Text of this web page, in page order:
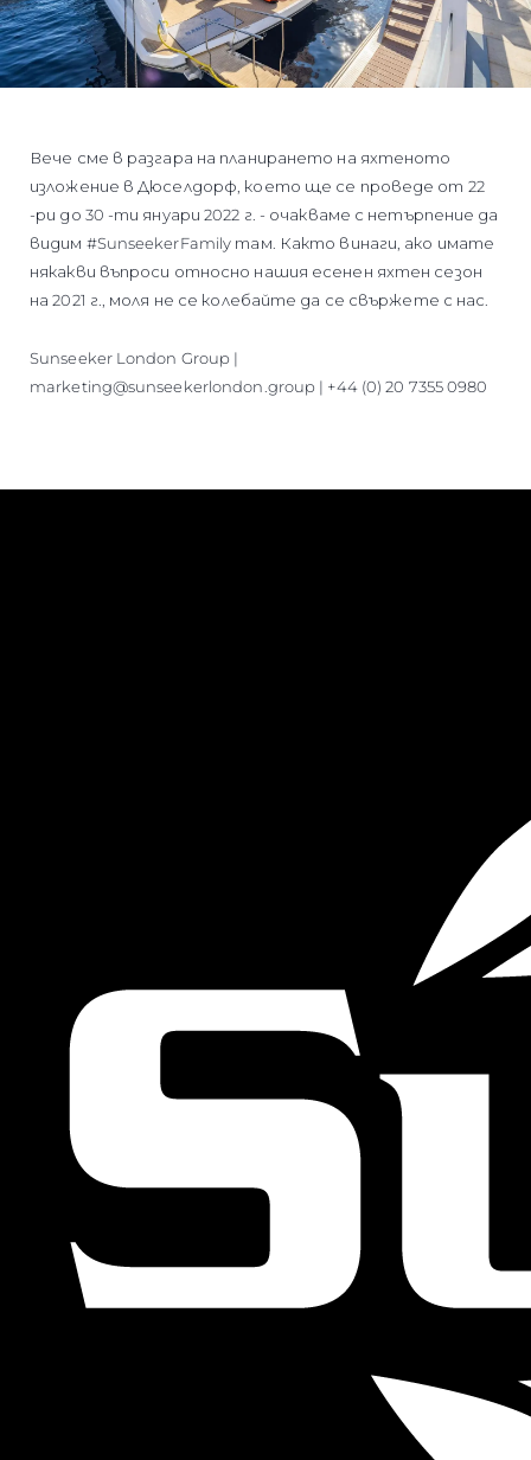
Вече сме в разгара на планирането на яхтеното
изложение в Дюселдорф, което ще се проведе от 22
-ри до 30 -ти януари 2022 г. - очакваме с нетърпение да
видим #SunseekerFamily там. Както винаги, ако имате
някакви въпроси относно нашия есенен яхтен сезон
на 2021 г., моля не се колебайте да се свържете с нас.
Sunseeker London Group |
marketing@sunseekerlondon.group | +44 (0) 20 7355 0980